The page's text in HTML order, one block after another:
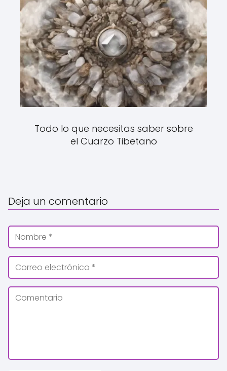
Todo lo que necesitas saber sobre
el Cuarzo Tibetano
Deja un comentario